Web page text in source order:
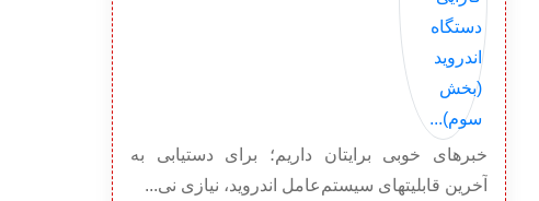
خبرهای خوبی برایتان داریم؛ برای دستیابی به
آخرین قابلیت‎های سیستم‌عامل اندروید، نیازی نی...